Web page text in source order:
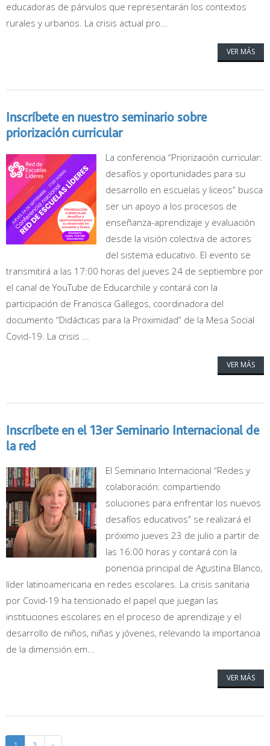
educadoras de párvulos que representarán los contextos
rurales y urbanos. La crisis actual pro...
VER MÁS
Inscríbete en nuestro seminario sobre
priorización curricular
La conferencia “Priorización curricular:
desafíos y oportunidades para su
desarrollo en escuelas y liceos” busca
ser un apoyo a los procesos de
enseñanza-aprendizaje y evaluación
desde la visión colectiva de actores
del sistema educativo. El evento se
transmitirá a las 17:00 horas del jueves 24 de septiembre por
el canal de YouTube de Educarchile y contará con la
participación de Francisca Gallegos, coordinadora del
documento “Didácticas para la Proximidad” de la Mesa Social
Covid-19. La crisis ...
VER MÁS
Inscríbete en el 13er Seminario Internacional de
la red
El Seminario Internacional “Redes y
colaboración: compartiendo
soluciones para enfrentar los nuevos
desafíos educativos” se realizará el
próximo jueves 23 de julio a partir de
las 16:00 horas y contará con la
ponencia principal de Agustina Blanco,
líder latinoamericana en redes escolares. La crisis sanitaria
por Covid-19 ha tensionado el papel que juegan las
instituciones escolares en el proceso de aprendizaje y el
desarrollo de niños, niñas y jóvenes, relevando la importancia
de la dimensión em...
VER MÁS